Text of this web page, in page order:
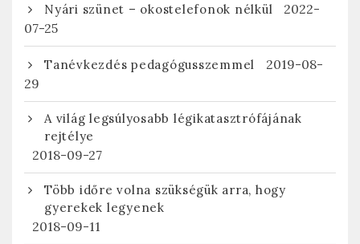
Nyári szünet – okostelefonok nélkül
2022-
07-25
Tanévkezdés pedagógusszemmel
2019-08-
29
A világ legsúlyosabb légikatasztrófájának
rejtélye
2018-09-27
Több időre volna szükségük arra, hogy
gyerekek legyenek
2018-09-11